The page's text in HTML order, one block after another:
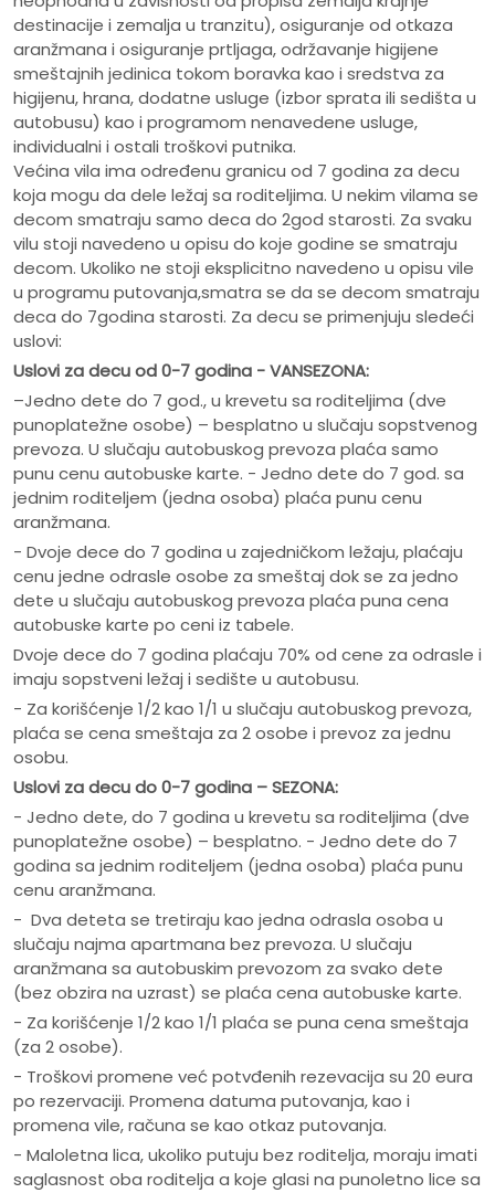
destinacije i zemalja u tranzitu), osiguranje od otkaza
aranžmana i osiguranje prtljaga, održavanje higijene
smeštajnih jedinica tokom boravka kao i sredstva za
higijenu, hrana, dodatne usluge (izbor sprata ili sedišta u
autobusu) kao i programom nenavedene usluge,
individualni i ostali troškovi putnika.
Većina vila ima određenu granicu od 7 godina za decu
koja mogu da dele ležaj sa roditeljima. U nekim vilama se
decom smatraju samo deca do 2god starosti. Za svaku
vilu stoji navedeno u opisu do koje godine se smatraju
decom. Ukoliko ne stoji eksplicitno navedeno u opisu vile
u programu putovanja,smatra se da se decom smatraju
deca do 7godina starosti. Za decu se primenjuju sledeći
uslovi:
Uslovi za decu od 0-7 godina - VANSEZONA:
–Jedno dete do 7 god., u krevetu sa roditeljima (dve
punoplatežne osobe) – besplatno u slučaju sopstvenog
prevoza. U slučaju autobuskog prevoza plaća samo
punu cenu autobuske karte. - Jedno dete do 7 god. sa
jednim roditeljem (jedna osoba) plaća punu cenu
aranžmana.
- Dvoje dece do 7 godina u zajedničkom ležaju, plaćaju
cenu jedne odrasle osobe za smeštaj dok se za jedno
dete u slučaju autobuskog prevoza plaća puna cena
autobuske karte po ceni iz tabele.
Dvoje dece do 7 godina plaćaju 70% od cene za odrasle i
imaju sopstveni ležaj i sedište u autobusu.
- Za korišćenje 1/2 kao 1/1 u slučaju autobuskog prevoza,
plaća se cena smeštaja za 2 osobe i prevoz za jednu
osobu.
Uslovi za decu do 0-7 godina – SEZONA:
- Jedno dete, do 7 godina u krevetu sa roditeljima (dve
punoplatežne osobe) – besplatno. - Jedno dete do 7
godina sa jednim roditeljem (jedna osoba) plaća punu
cenu aranžmana.
- Dva deteta se tretiraju kao jedna odrasla osoba u
slučaju najma apartmana bez prevoza. U slučaju
aranžmana sa autobuskim prevozom za svako dete
(bez obzira na uzrast) se plaća cena autobuske karte.
- Za korišćenje 1/2 kao 1/1 plaća se puna cena smeštaja
(za 2 osobe).
- Troškovi promene već potvđenih rezevacija su 20 eura
po rezervaciji. Promena datuma putovanja, kao i
promena vile, računa se kao otkaz putovanja.
- Maloletna lica, ukoliko putuju bez roditelja, moraju imati
saglasnost oba roditelja a koje glasi na punoletno lice sa